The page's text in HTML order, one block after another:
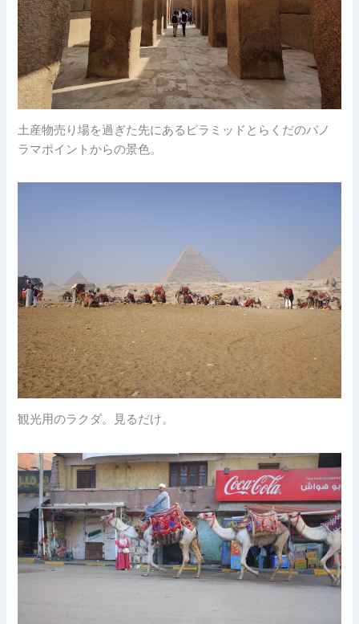
土産物売り場を過ぎた先にあるピラミッドとらくだのパノ
ラマポイントからの景色。
観光用のラクダ。見るだけ。